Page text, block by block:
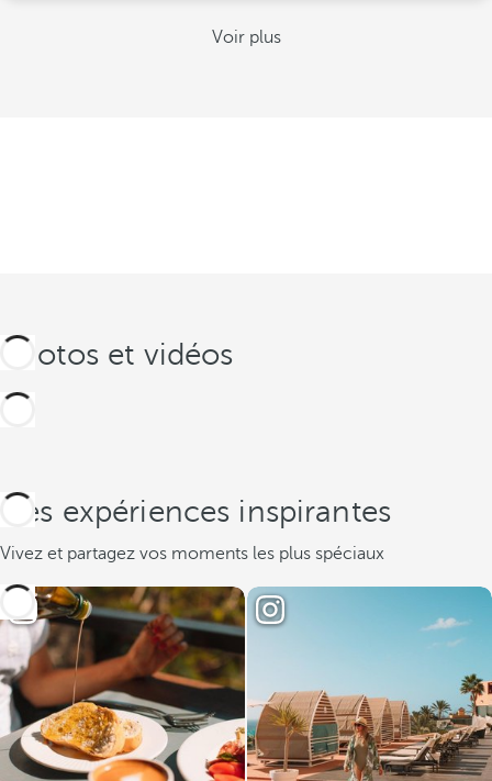
Voir plus
Photos et vidéos
Des expériences inspirantes
Vivez et partagez vos moments les plus spéciaux